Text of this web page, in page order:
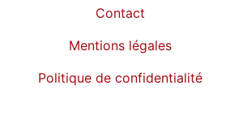
Contact
Mentions légales
Politique de confidentialité